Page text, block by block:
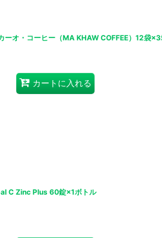
ーオ・コーヒー（MA KHAW COFFEE）12袋
カートに入れる
C Zinc Plus 60錠×1ボトル